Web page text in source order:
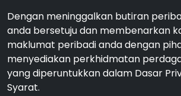
Dengan meninggalkan butiran
anda bersetuju dan membenarkan
maklumat peribadi anda dengan
menyediakan perkhidmatan
yang diperuntukkan dalam Dasar
Syarat.